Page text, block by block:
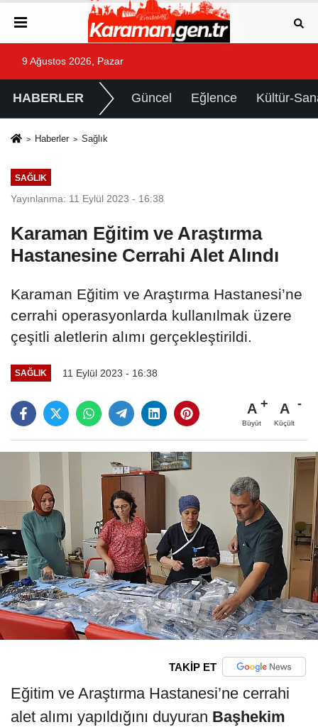
9 Ağustos 2026, Pazar
HABERLER Güncel Eğlence Kültür-
Haberler Sağlık
SAĞLIK
Yayınlanma: 11 Eylül 2023 - 16:38
Karaman Eğitim ve Araştırma
Hastanesine Cerrahi Alet Alındı
Karaman Eğitim ve Araştırma Hastanesi’ne
cerrahi operasyonlarda kullanılmak üzere
çeşitli aletlerin alımı gerçekleştirildi.
SAĞLIK 11 Eylül 2023 - 16:38
A
Büyüt
A
Küçült
TAKİP ET
Eğitim ve Araştırma Hastanesi’ne cerrahi
alet alımı yapıldığını duyuran Başhekim